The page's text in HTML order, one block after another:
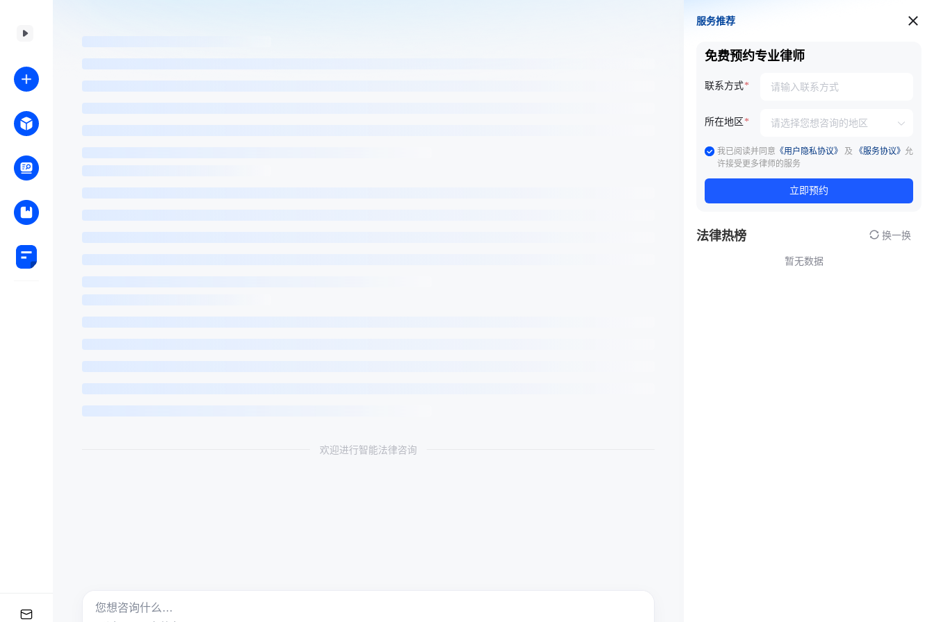
欢迎进行智能法律咨询
服务推荐
服务推荐
免费预约专业律师
联系方式
所在地区
我已阅读并同意 《用户隐私协议》 及 《服务协议》 允
许接受更多律师的服务
立即预约
法律热榜 换一换
暂无数据